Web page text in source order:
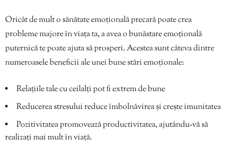
Oricât de mult o sănătate emoțională precară poate crea
probleme majore în viața ta, a avea o bunăstare emoțională
puternică te poate ajuta să prosperi. Acestea sunt câteva dintre
numeroasele beneficii ale unei bune stări emoționale:
Relațiile tale cu ceilalți pot fi extrem de bune
Reducerea stresului reduce îmbolnăvirea și crește imunitatea
Pozitivitatea promovează productivitatea, ajutându-vă să
realizați mai mult în viață.